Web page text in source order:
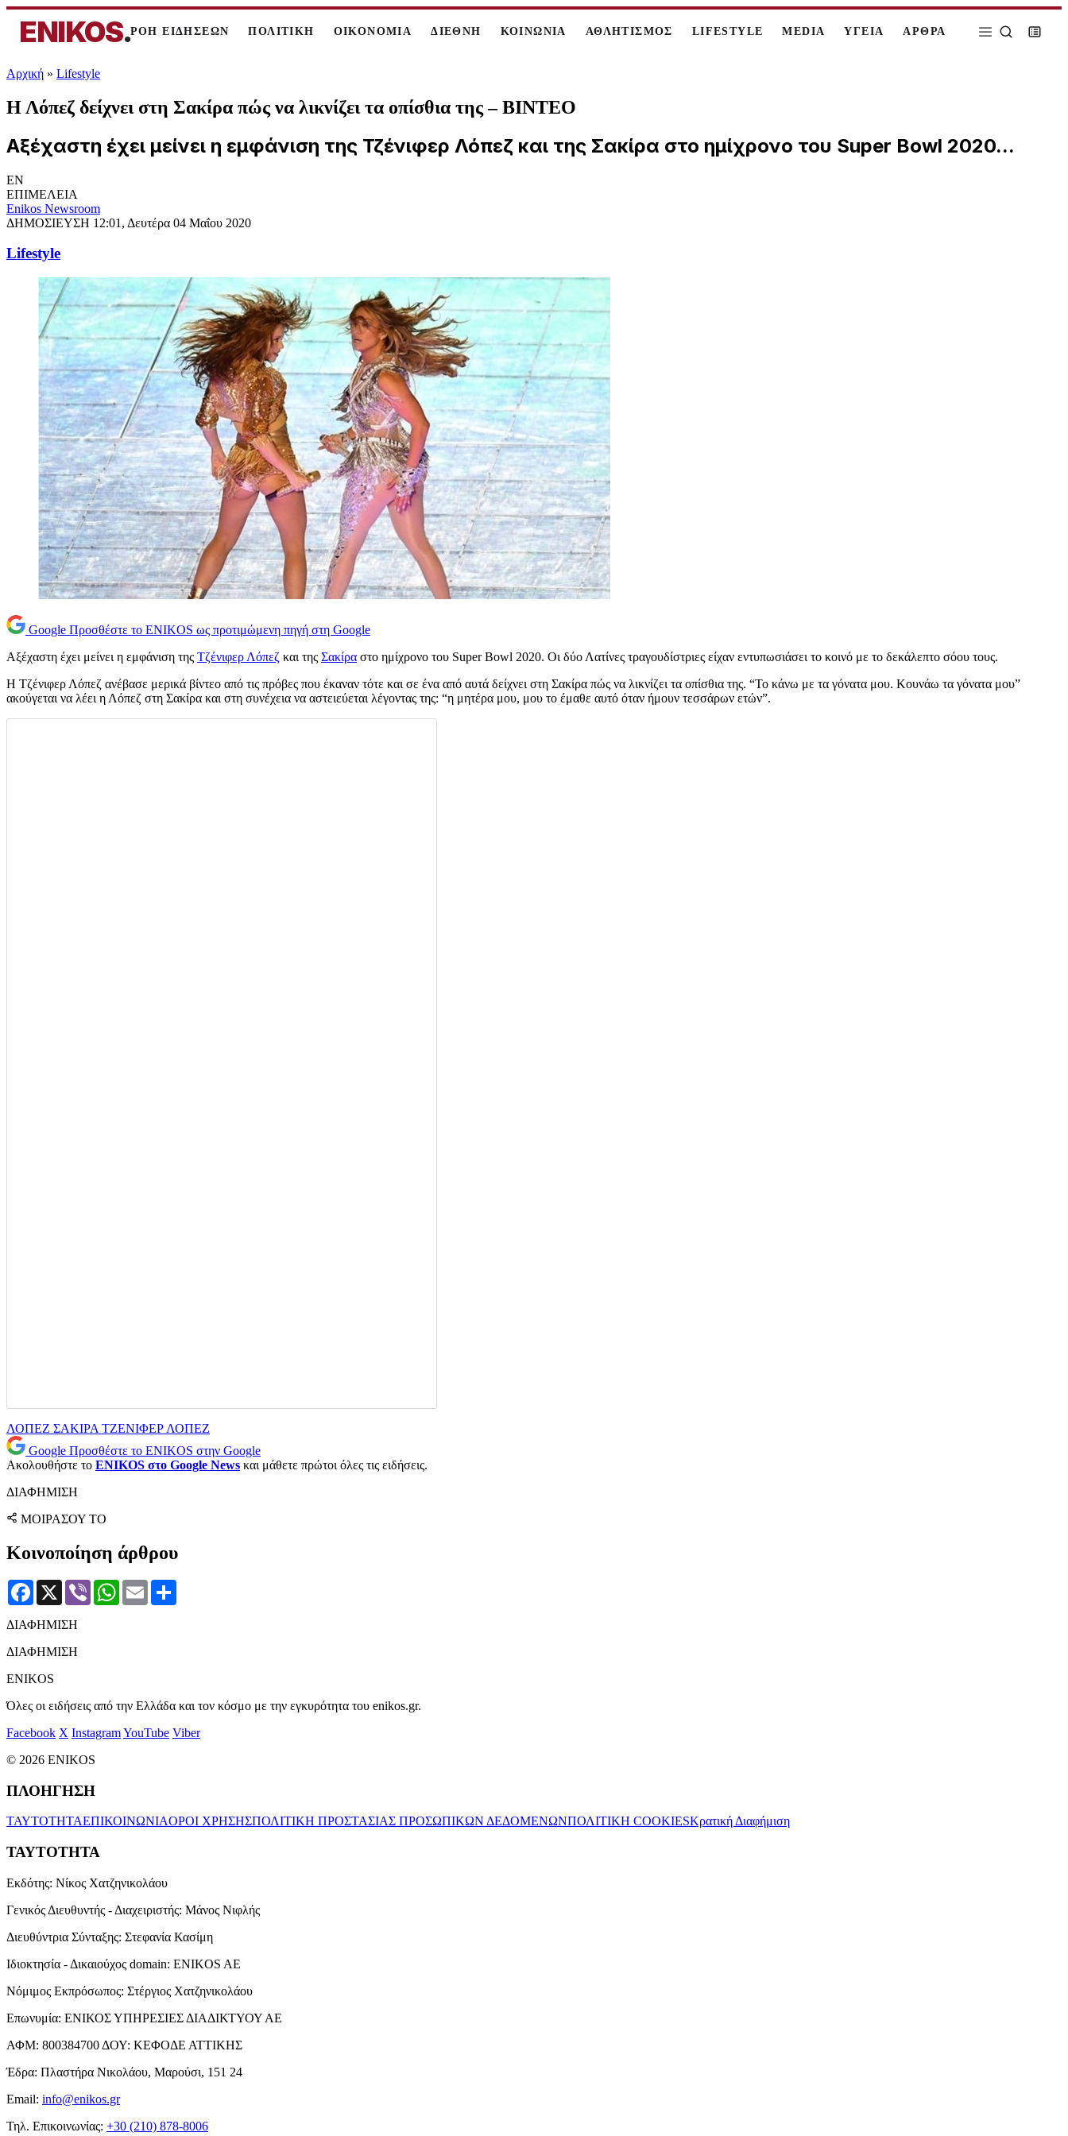
ENIKOS.ΡΟΗ ΕΙΔΗΣΕΩΝ ΠΟΛΙΤΙΚΗ ΟΙΚΟΝΟΜΙΑ ΔΙΕΘΝΗ ΚΟΙΝΩΝΙΑ ΑΘΛΗΤΙΣΜΟΣ LIFESTYLE MEDIA ΥΓΕΙΑ ΑΡΘΡΑ
Αρχική » Lifestyle
Η Λόπεζ δείχνει στη Σακίρα πώς να λικνίζει τα οπίσθια της – ΒΙΝΤΕΟ
Αξέχαστη έχει μείνει η εμφάνιση της Τζένιφερ Λόπεζ και της Σακίρα στο ημίχρονο του Super Bowl 2020...
EN
ΕΠΙΜΕΛΕΙΑ
Enikos Newsroom
ΔΗΜΟΣΙΕΥΣΗ 12:01, Δευτέρα 04 Μαΐου 2020
Lifestyle
Google Προσθέστε το ENIKOS ως προτιμώμενη πηγή στη Google
Αξέχαστη έχει μείνει η εμφάνιση της Τζένιφερ Λόπεζ και της Σακίρα στο ημίχρονο του Super Bowl 2020. Οι δύο Λατίνες τραγουδίστριες είχαν εντυπωσιάσει το κοινό με το δεκάλεπτο σόου τους.
Η Τζένιφερ Λόπεζ ανέβασε μερικά βίντεο από τις πρόβες που έκαναν τότε και σε ένα από αυτά δείχνει στη Σακίρα πώς να λικνίζει τα οπίσθια της. “Το κάνω με τα γόνατα μου. Κουνάω τα γόνατα μου”
ακούγεται να λέει η Λόπεζ στη Σακίρα και στη συνέχεια να αστειεύεται λέγοντας της: “η μητέρα μου, μου το έμαθε αυτό όταν ήμουν τεσσάρων ετών”.
ΛΟΠΕΖ ΣΑΚΙΡΑ ΤΖΕΝΙΦΕΡ ΛΟΠΕΖ
Google Προσθέστε το ENIKOS στην Google
Ακολουθήστε το ENIKOS στο Google News και μάθετε πρώτοι όλες τις ειδήσεις.
ΔΙΑΦΗΜΙΣΗ
ΜΟΙΡΑΣΟΥ ΤΟ
Κοινοποίηση άρθρου
Facebook
X Viber WhatsApp
Email
ΔΙΑΦΗΜΙΣΗ
ΔΙΑΦΗΜΙΣΗ
ENIKOS
Όλες οι ειδήσεις από την Ελλάδα και τον κόσμο με την εγκυρότητα του enikos.gr.
Facebook X InstagramYouTube Viber
© 2026 ENIKOS
ΠΛΟΗΓΗΣΗ
ΤΑΥΤΟΤΗΤΑΕΠΙΚΟΙΝΩΝΙΑΟΡΟΙ ΧΡΗΣΗΣΠΟΛΙΤΙΚΗ ΠΡΟΣΤΑΣΙΑΣ ΠΡΟΣΩΠΙΚΩΝ ΔΕΔΟΜΕΝΩΝΠΟΛΙΤΙΚΗ COOKIESΚρατική Διαφήμιση
ΤΑΥΤΟΤΗΤΑ
Εκδότης: Νίκος Χατζηνικολάου
Γενικός Διευθυντής - Διαχειριστής: Μάνος Νιφλής
Διευθύντρια Σύνταξης: Στεφανία Κασίμη
Ιδιοκτησία - Δικαιούχος domain: ENIKOS AE
Νόμιμος Εκπρόσωπος: Στέργιος Χατζηνικολάου
Επωνυμία: ΕΝΙΚΟΣ ΥΠΗΡΕΣΙΕΣ ΔΙΑΔΙΚΤΥΟΥ ΑΕ
ΑΦΜ: 800384700 ΔΟΥ: ΚΕΦΟΔΕ ΑΤΤΙΚΗΣ
Έδρα: Πλαστήρα Νικολάου, Μαρούσι, 151 24
Email: info@enikos.gr
Τηλ. Επικοινωνίας: +30 (210) 878-8006